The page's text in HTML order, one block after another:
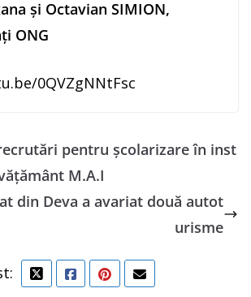
și Octavian SIMION,
ONG
0QVZgNNtFsc
pentru școlarizare în inst
M.A.I
din Deva a avariat două autot
urisme